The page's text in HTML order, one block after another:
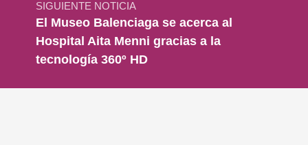
SIGUIENTE NOTICIA
El Museo Balenciaga se acerca al
Hospital Aita Menni gracias a la
tecnología 360º HD